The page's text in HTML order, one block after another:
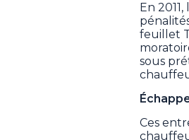
En
feuillet
sous
Ces